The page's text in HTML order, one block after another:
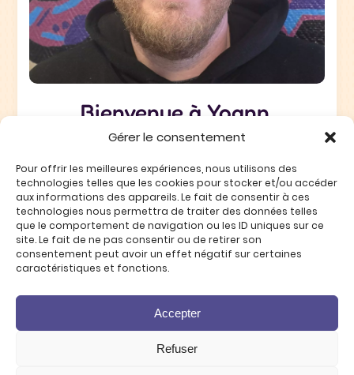
Gérer le consentement
Pour offrir les meilleures expériences, nous utilisons des
technologies telles que les cookies pour stocker et/ou accéder
aux informations des appareils. Le fait de consentir à ces
technologies nous permettra de traiter des données telles
que le comportement de navigation ou les ID uniques sur ce
site. Le fait de ne pas consentir ou de retirer son
consentement peut avoir un effet négatif sur certaines
caractéristiques et fonctions.
Accepter
Refuser
Bienvenue à Yoann,
notre nouveau chef !
DÉCOUVRIR
Mentions légales
Politique de confidentialité